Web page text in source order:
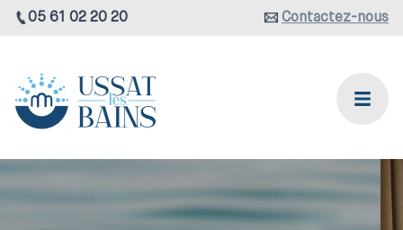
05 61 02 20 20 Contactez-nous